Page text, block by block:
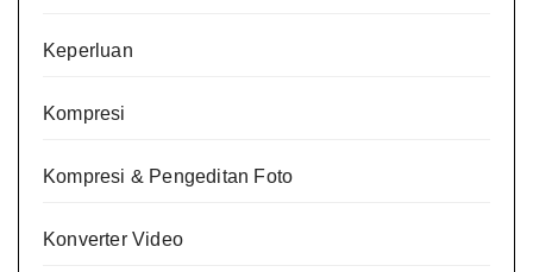
Keperluan
Kompresi
Kompresi & Pengeditan Foto
Konverter Video